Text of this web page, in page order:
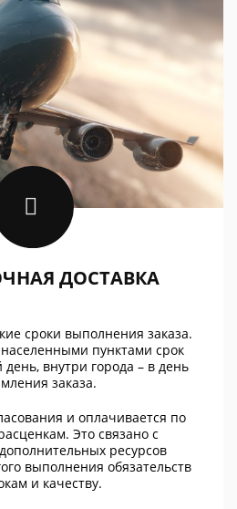
ДОСТАВКА
сроки выполнения заказа.
пунктами срок
внутри города – в день
заказа.
и оплачивается по
Это связано с
ресурсов
выполнения обязательств
и качеству.